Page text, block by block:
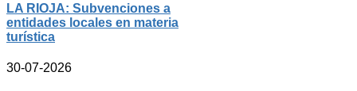
LA RIOJA: Subvenciones a
entidades locales en materia
turística
30-07-2026